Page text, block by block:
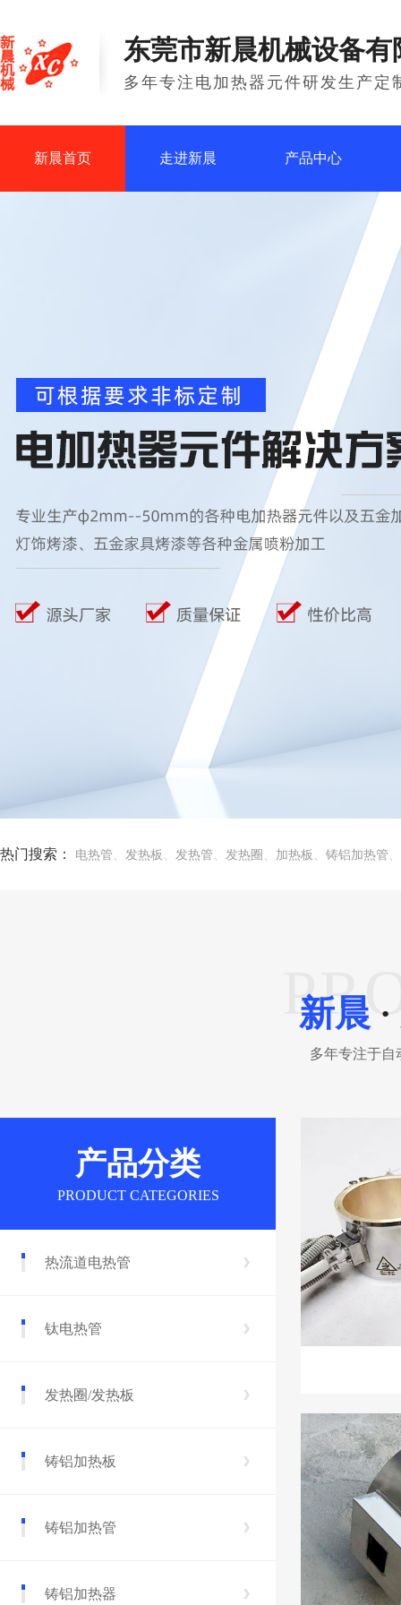
东莞市新晨机械设备有
多年专注电加热器元件研发生产定
新晨首页 走进新晨 产品中心
热门搜索： 电热管 、 发热板 、 发热管 、 发热圈 、 加热板 、 铸铝加热管 、
新晨
多年专注于自
产品分类
PRODUCT CATEGORIES
热流道电热管
钛电热管
发热圈/发热板
铸铝加热板
铸铝加热管
铸铝加热器